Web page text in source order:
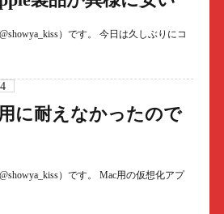
）です。 今日は久しぶりにコ
に耐えなかったので
）です。 Mac用の仮想化アプ